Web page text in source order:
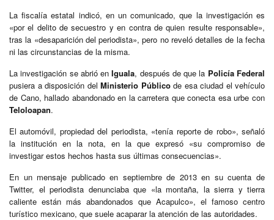
La fiscalía estatal indicó, en un comunicado, que la investigación es
«por el delito de secuestro y en contra de quien resulte responsable»,
tras la «desaparición del periodista», pero no reveló detalles de la fecha
ni las circunstancias de la misma.
La investigación se abrió enIguala, después de que la Policía Federal
pusiera a disposición del Ministerio Públicode esa ciudad el vehículo
de Cano, hallado abandonado en la carretera que conecta esa urbe con
Teloloapan.
El automóvil, propiedad del periodista, «tenía reporte de robo», señaló
la institución en la nota, en la que expresó «su compromiso de
investigar estos hechos hasta sus últimas consecuencias».
En un mensaje publicado en septiembre de 2013 en su cuenta de
Twitter, el periodista denunciaba que «la montaña, la sierra y tierra
caliente están más abandonados que Acapulco», el famoso centro
turístico mexicano, que suele acaparar la atención de las autoridades.